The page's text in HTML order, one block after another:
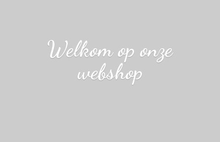
Welkom oponze
webshop